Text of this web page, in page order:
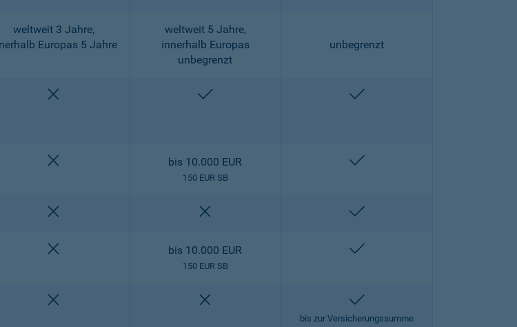
weltweit 3 Jahre,
Europas 5 Jahre
weltweit 5 Jahre,
innerhalb Europas
unbegrenzt
unbegrenzt
enthalten enthalten
bis 10.000 EUR
150 EUR SB
enthalten
enthalten
bis 10.000 EUR
150 EUR SB
enthalten
enthalten
bis zur Versicherungssumme